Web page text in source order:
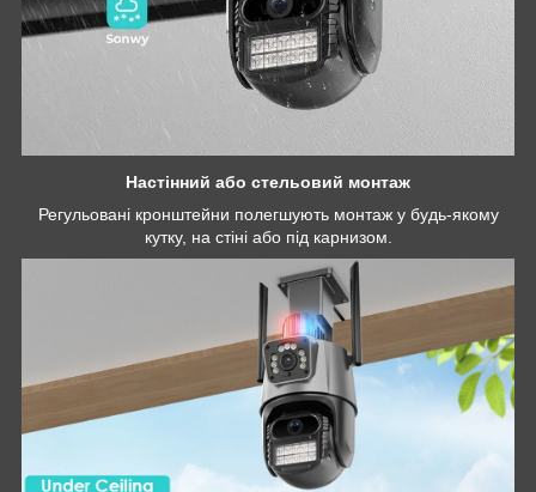
Настінний або стельовий монтаж
Регульовані кронштейни полегшують монтаж у будь-якому
кутку, на стіні або під карнизом.